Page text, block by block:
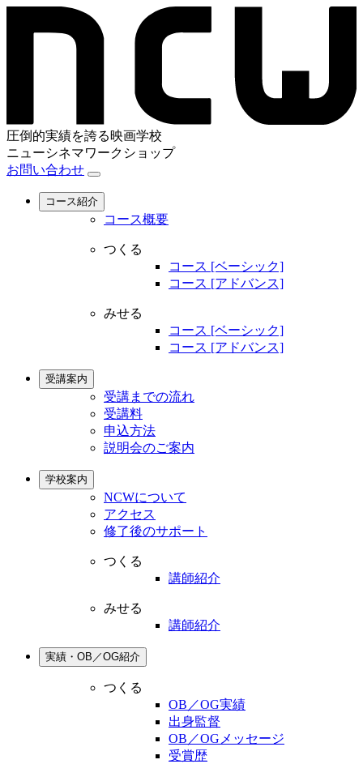
圧倒的実績を誇る映画学校
ニューシネマワークショップ
お問い合わせ
コース紹介
コース概要
つくる
コース [ベーシック]
コース [アドバンス]
みせる
コース [ベーシック]
コース [アドバンス]
受講案内
受講までの流れ
受講料
申込方法
説明会のご案内
学校案内
NCWについて
アクセス
修了後のサポート
つくる
講師紹介
みせる
講師紹介
実績・OB／OG紹介
つくる
OB／OG実績
出身監督
OB／OGメッセージ
受賞歴